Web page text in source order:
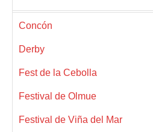
Concón
Derby
Fest de la Cebolla
Festival de Olmue
Festival de Viña del Mar